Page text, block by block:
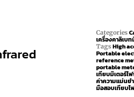
Categories
เครื่องคาลิเบท
Tags High
Portable
reference
portable
เทียบมิเตอร์ไ
ค่าความแม่นยำ
มือสอบเทียบไ